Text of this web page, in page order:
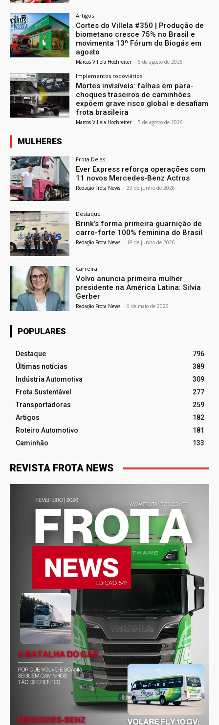
Artigos
Cortes do Villela #350 | Produção de
biometano cresce 75% no Brasil e
movimenta 13º Fórum do Biogás em
agosto
Marcos Villela Hochreiter - 6 de agosto de 2026
Implementos rodoviários
Mortes invisíveis: falhas em para-
choques traseiros de caminhões
expõem grave risco global e desafiam
frota brasileira
Marcos Villela Hochreiter - 5 de agosto de 2026
MULHERES
Frota Delas
Ever Express reforça operações com
11 novos Mercedes-Benz Actros
Redação Frota News - 29 de junho de 2026
Destaque
Brink’s forma primeira guarnição de
carro-forte 100% feminina do Brasil
Redação Frota News - 18 de junho de 2026
Carreira
Volvo anuncia primeira mulher
presidente na América Latina: Silvia
Gerber
Redação Frota News - 6 de maio de 2026
POPULARES
Destaque
796
Últimas notícias
389
Indústria Automotiva
309
Frota Sustentável
277
Transportadoras
259
Artigos
182
Roteiro Automotivo
181
Caminhão
133
REVISTA FROTA NEWS